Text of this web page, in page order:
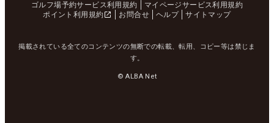
ゴルフ場予約サービス利用規約
マイページサービス利用規約
ポイント利用規約
お問合せ ヘルプ サイトマップ
掲載されている全てのコンテンツの無断での転載、転用、コピー等は禁じま
す。
© ALBA Net